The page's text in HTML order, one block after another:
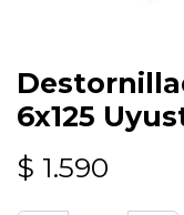
6x125
$ 1.590